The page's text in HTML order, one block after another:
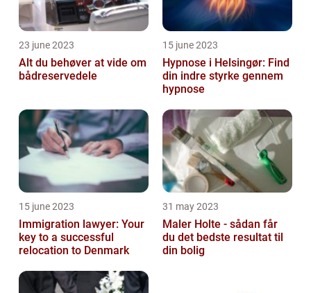
23 june 2023
Alt du behøver at vide om
bådreservedele
15 june 2023
Hypnose i Helsingør: Find
din indre styrke gennem
hypnose
15 june 2023
Immigration lawyer: Your
key to a successful
relocation to Denmark
31 may 2023
Maler Holte - sådan får
du det bedste resultat til
din bolig